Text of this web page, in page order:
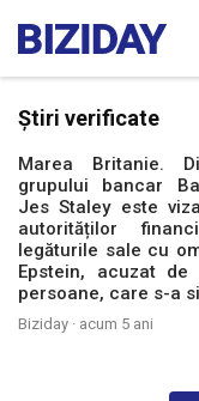
Știri verificate
Marea Britanie.
grupului bancar
Jes Staley este
autorităților
legăturile sale cu
Epstein, acuzat
persoane, care s-a
Biziday · acum 5 ani